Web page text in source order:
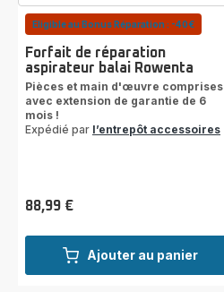
Ajouter au panier
Eligible au Bonus Réparation : -40€
Forfait de réparation
aspirateur balai Rowenta
Pièces et main d'œuvre comprises
avec extension de garantie de 6
mois !
Expédié par l’entrepôt accessoires
Prix
88,99 €